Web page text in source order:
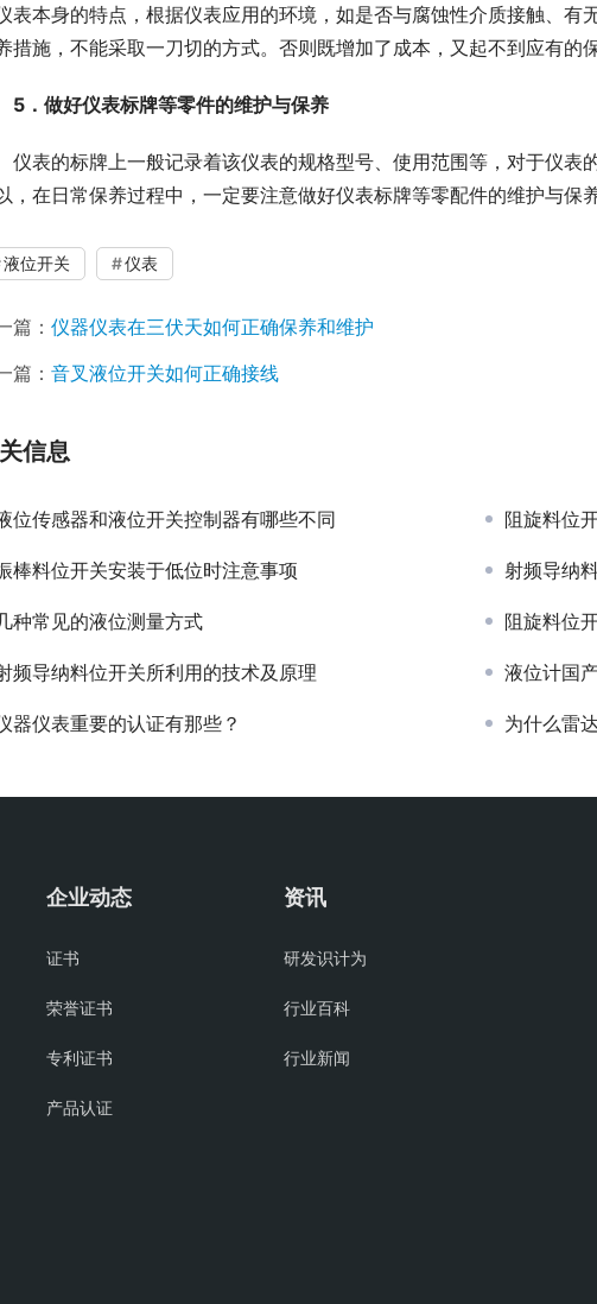
表本身的特点，根据仪表应用的环境，如是否与腐蚀性介质接触、有
措施，不能采取一刀切的方式。否则既增加了成本，又起不到应有的保
5．做好仪表标牌等零件的维护与保养
表的标牌上一般记录着该仪表的规格型号、使用范围等，对于仪表的
，在日常保养过程中，一定要注意做好仪表标牌等零配件的维护与保养
液位开关 仪表
篇： 仪器仪表在三伏天如何正确保养和维护
篇： 音叉液位开关如何正确接线
信息
位传感器和液位开关控制器有哪些不同 阻旋料位
棒料位开关安装于低位时注意事项 射频导纳
种常见的液位测量方式 阻旋料位
频导纳料位开关所利用的技术及原理 液位计国
器仪表重要的认证有那些？ 为什么雷
企业动态
证书
荣誉证书
专利证书
产品认证
资讯
研发识计为
行业百科
行业新闻